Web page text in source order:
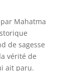
Mahatma
de sagesse
vérité de
ait paru.